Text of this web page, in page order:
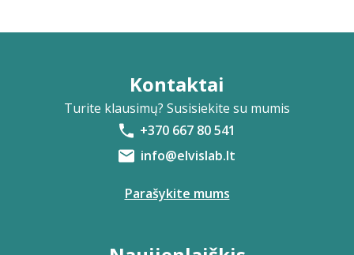
Kontaktai
Turite klausimų? Susisiekite su mumis
+370 667 80 541
info@elvislab.lt
Parašykite mums